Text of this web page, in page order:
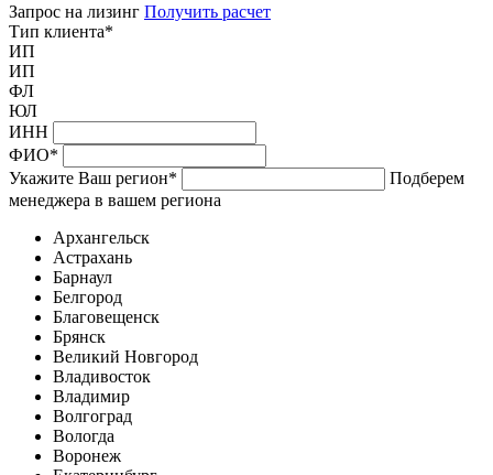
Запрос на лизинг Получить расчет
Тип клиента*
ИП
ИП
ФЛ
ЮЛ
ИНН
ФИО*
Укажите Ваш регион*
Подберем
менеджера в вашем региона
Архангельск
Астрахань
Барнаул
Белгород
Благовещенск
Брянск
Великий Новгород
Владивосток
Владимир
Волгоград
Вологда
Воронеж